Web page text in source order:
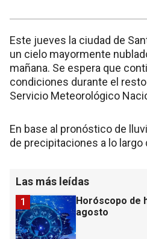
Este jueves la ciudad de
un cielo mayormente
mañana. Se espera que
condiciones durante el resto
Servicio Meteorológico
En base al pronóstico de
de precipitaciones a lo largo
Las más leídas
Horóscopo de
agosto
1